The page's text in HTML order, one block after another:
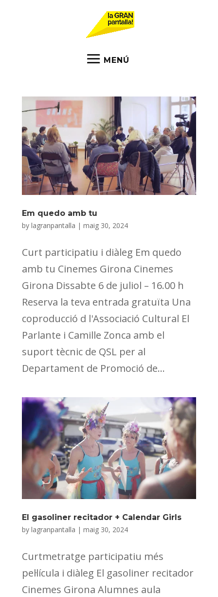
Em quedo amb tu
by lagranpantalla | maig 30, 2024
Curt participatiu i diàleg Em quedo
amb tu Cinemes Girona Cinemes
Girona Dissabte 6 de juliol – 16.00 h
Reserva la teva entrada gratuïta Una
coproducció d l'Associació Cultural El
Parlante i Camille Zonca amb el
suport tècnic de QSL per al
Departament de Promoció de...
El gasoliner recitador + Calendar Girls
by lagranpantalla | maig 30, 2024
Curtmetratge participatiu més
pel·lícula i diàleg El gasoliner recitador
Cinemes Girona Alumnes aula